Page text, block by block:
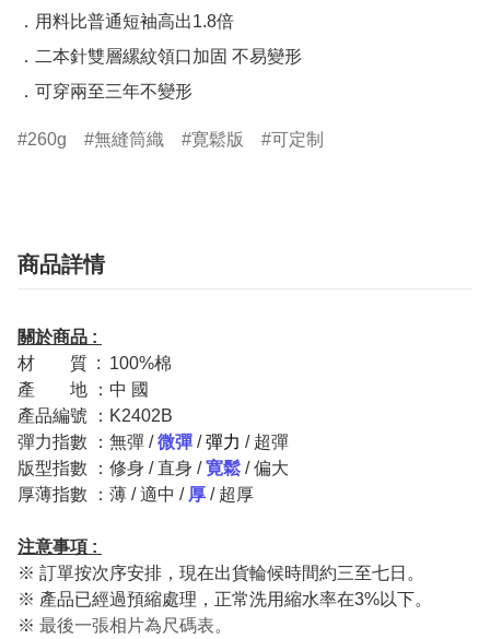
．用料比普通短袖高出1.8倍
．二本針雙層縲紋領口加固 不易變形
．可穿兩至三年不變形
260g 無縫筒織 寛鬆版 可定制
商品詳情
關於商品 :
材
質 : 100%棉
產
地 ：中 國
產品編號 ：K2402B
彈力指數 ：無彈 /微彈 /彈力 / 超彈
版型指數 ：修身 / 直身 /寛鬆 / 偏大
厚薄指數 ：薄 /適中 / 厚 / 超厚
注意事項 :
※ 訂單按次序安排，現在出貨輪候時間約三至七日。
※ 產品已經過預縮處理，正常洗用縮水率在3%以下。
※ 最後一張相片為尺碼表。